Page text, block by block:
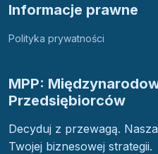
Informacje prawne
Polityka prywatności
MPP:
Przedsiębiorców
Decyduj z przewagą.
Twojej biznesowej strategii.